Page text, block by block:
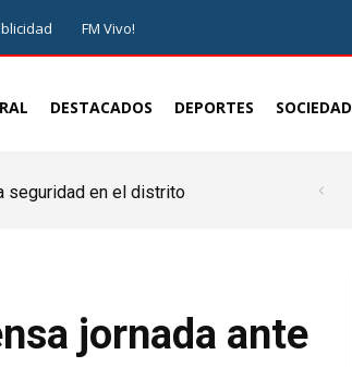
FM Vivo!
DESTACADOS DEPORTES SOCIEDAD
seguridad en el distrito
jornada ante